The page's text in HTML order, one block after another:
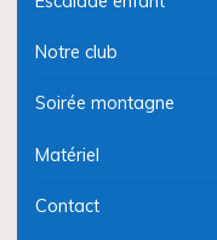
Notre club
Soirée montagne
Matériel
Contact